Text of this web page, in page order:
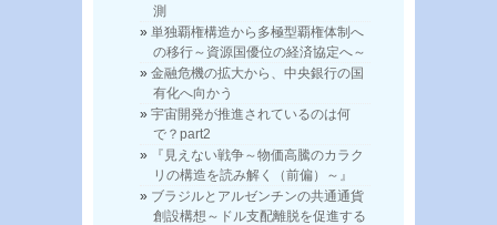
測
単独覇権構造から多極型覇権体制へ
の移行～資源国優位の経済協定へ～
金融危機の拡大から、中央銀行の国
有化へ向かう
宇宙開発が推進されているのは何
で？part2
『見えない戦争～物価高騰のカラク
リの構造を読み解く（前偏）～』
ブラジルとアルゼンチンの共通通貨
創設構想～ドル支配離脱を促進する